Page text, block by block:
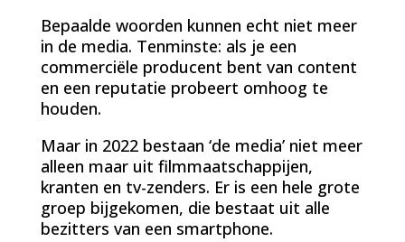
Bepaalde woorden kunnen echt niet meer
in de media. Tenminste: als je een
commerciële producent bent van content
en een reputatie probeert omhoog te
houden.
Maar in 2022 bestaan ‘de media’ niet meer
alleen maar uit filmmaatschappijen,
kranten en tv-zenders. Er is een hele grote
groep bijgekomen, die bestaat uit alle
bezitters van een smartphone.